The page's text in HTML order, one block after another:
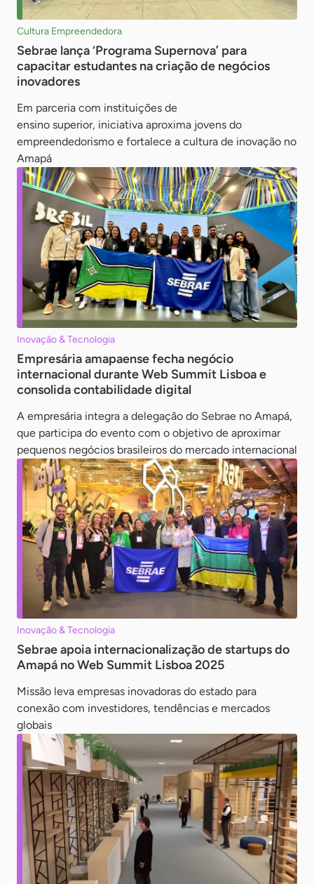
Cultura Empreendedora
Sebrae lança ‘Programa Supernova’ para
capacitar estudantes na criação de negócios
inovadores
Em parceria com instituições de
ensino superior, iniciativa aproxima jovens do
empreendedorismo e fortalece a cultura de inovação no
Amapá
Inovação & Tecnologia
Empresária amapaense fecha negócio
internacional durante Web Summit Lisboa e
consolida contabilidade digital
A empresária integra a delegação do Sebrae no Amapá,
que participa do evento com o objetivo de aproximar
pequenos negócios brasileiros do mercado internacional
Inovação & Tecnologia
Sebrae apoia internacionalização de startups do
Amapá no Web Summit Lisboa 2025
Missão leva empresas inovadoras do estado para
conexão com investidores, tendências e mercados
globais